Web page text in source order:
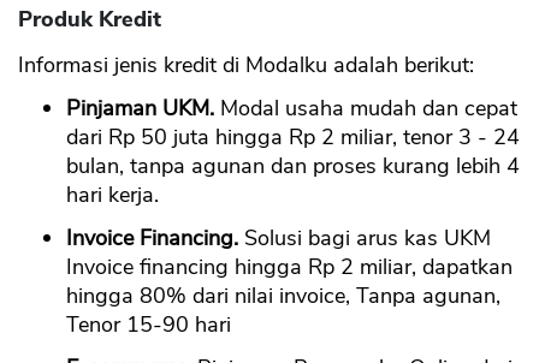
Produk Kredit
Informasi jenis kredit di Modalku adalah berikut:
Pinjaman UKM. Modal usaha mudah dan cepat
dari Rp 50 juta hingga Rp 2 miliar, tenor 3 - 24
bulan, tanpa agunan dan proses kurang lebih 4
hari kerja.
Invoice Financing. Solusi bagi arus kas UKM
Invoice financing hingga Rp 2 miliar, dapatkan
hingga 80% dari nilai invoice, Tanpa agunan,
Tenor 15-90 hari